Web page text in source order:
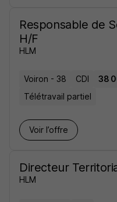
Responsable de
H/F
HLM
Voiron - 38 CDI
38
Télétravail partiel
Voir l’offre
Directeur
HLM